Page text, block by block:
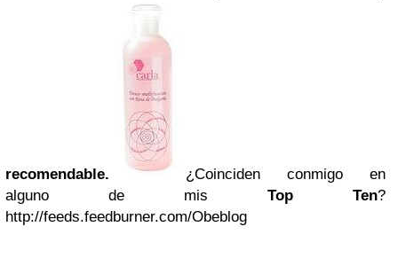
recomendable.
¿Coinciden conmigo en
alguno de mis Top Ten?
http://feeds.feedburner.com/Obeblog